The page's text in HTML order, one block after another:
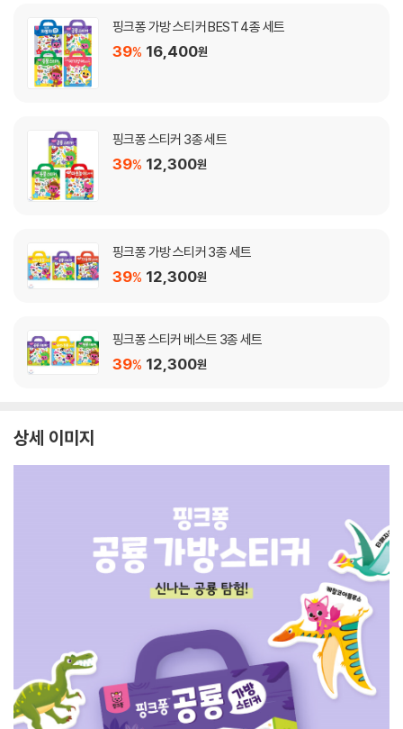
핑크퐁 가방 스티커 BEST 4종 세트
39% 16,400원
핑크퐁 스티커 3종 세트
39% 12,300원
핑크퐁 가방 스티커 3종 세트
39% 12,300원
핑크퐁 스티커 베스트 3종 세트
39% 12,300원
상세 이미지